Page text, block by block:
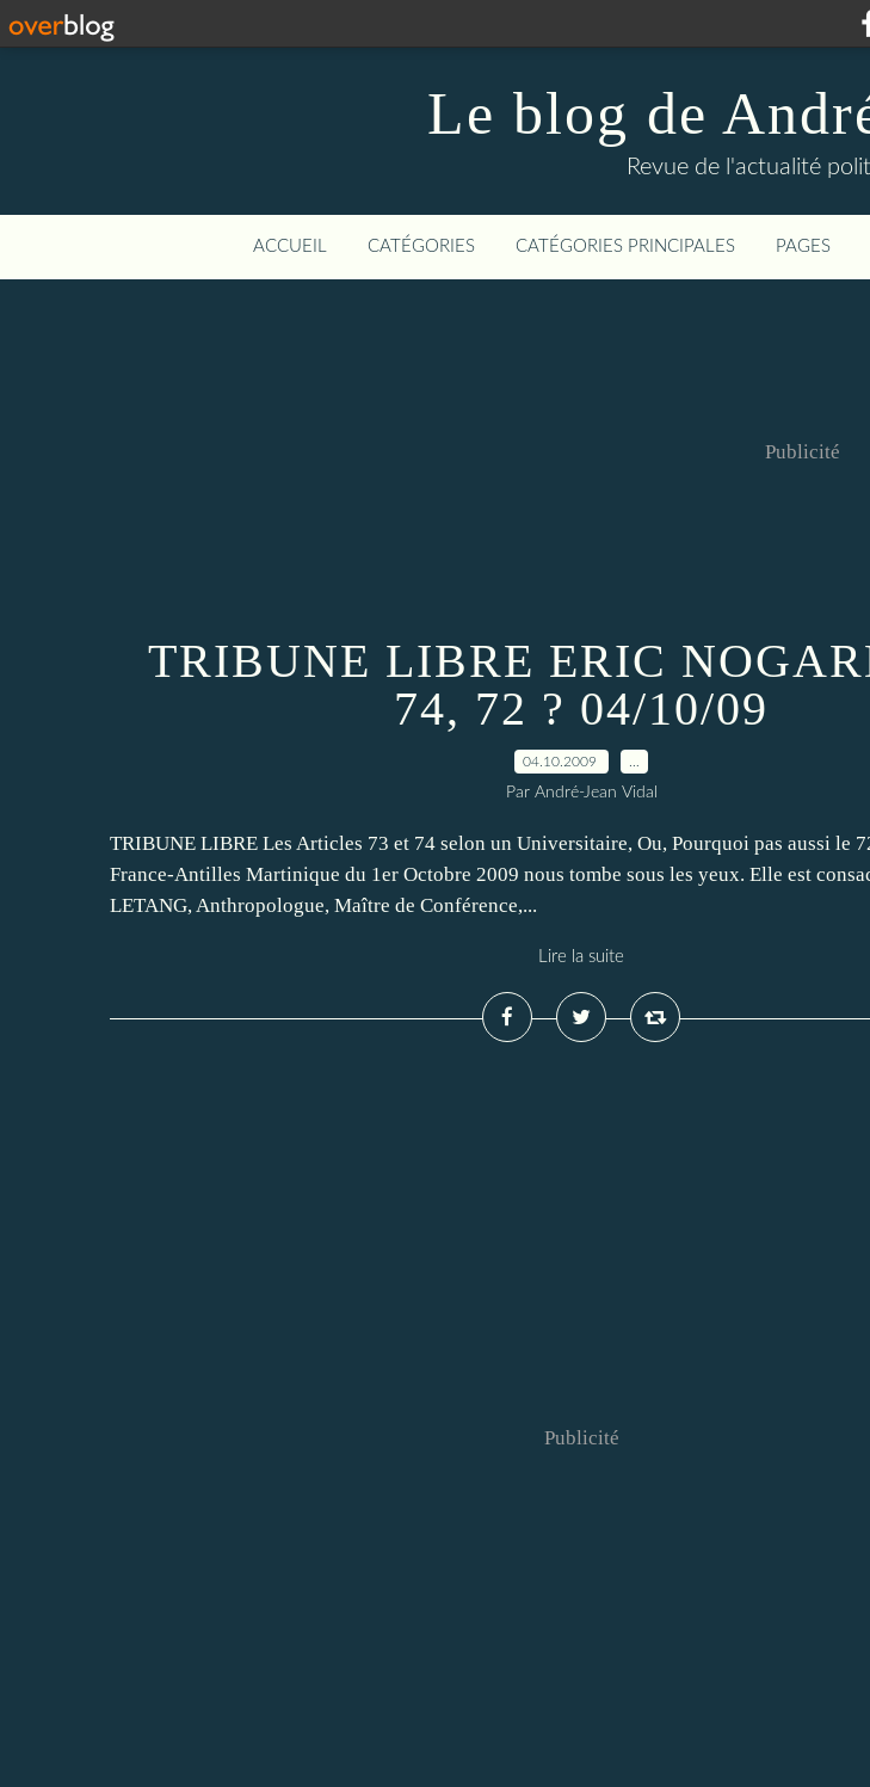
Le blog de
Revue de l'actualité
ACCUEIL CATÉGORIES CATÉGORIES PRINCIPALES PAGES
Publicité
TRIBUNE LIBRE ERIC
74, 72 ? 04/10/09
04.10.2009
Par André-Jean Vidal
TRIBUNE LIBRE Les Articles 73 et 74 selon un Universitaire, Ou, Pourquoi pas aussi le
France-Antilles Martinique du 1er Octobre 2009 nous tombe sous les yeux. Elle est
LETANG, Anthropologue, Maître de Conférence,...
Lire la suite
Publicité